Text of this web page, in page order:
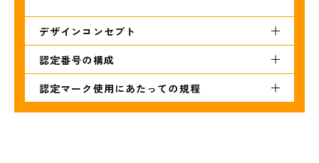
https://www.spiral-platform.co.jp/sp/produc
t/mynumber/
デザインコンセプト
認定番号の構成
認定マーク使用にあたっての規程